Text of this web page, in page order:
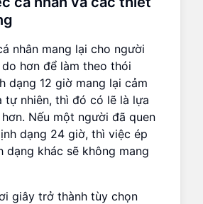
nhân mang lại cho người
hơn để làm theo thói
dạng 12 giờ mang lại cảm
tự nhiên, thì đó có lẽ là lựa
Nếu một người đã quen
dạng 24 giờ, thì việc ép
dạng khác sẽ không mang
giây trở thành tùy chọn